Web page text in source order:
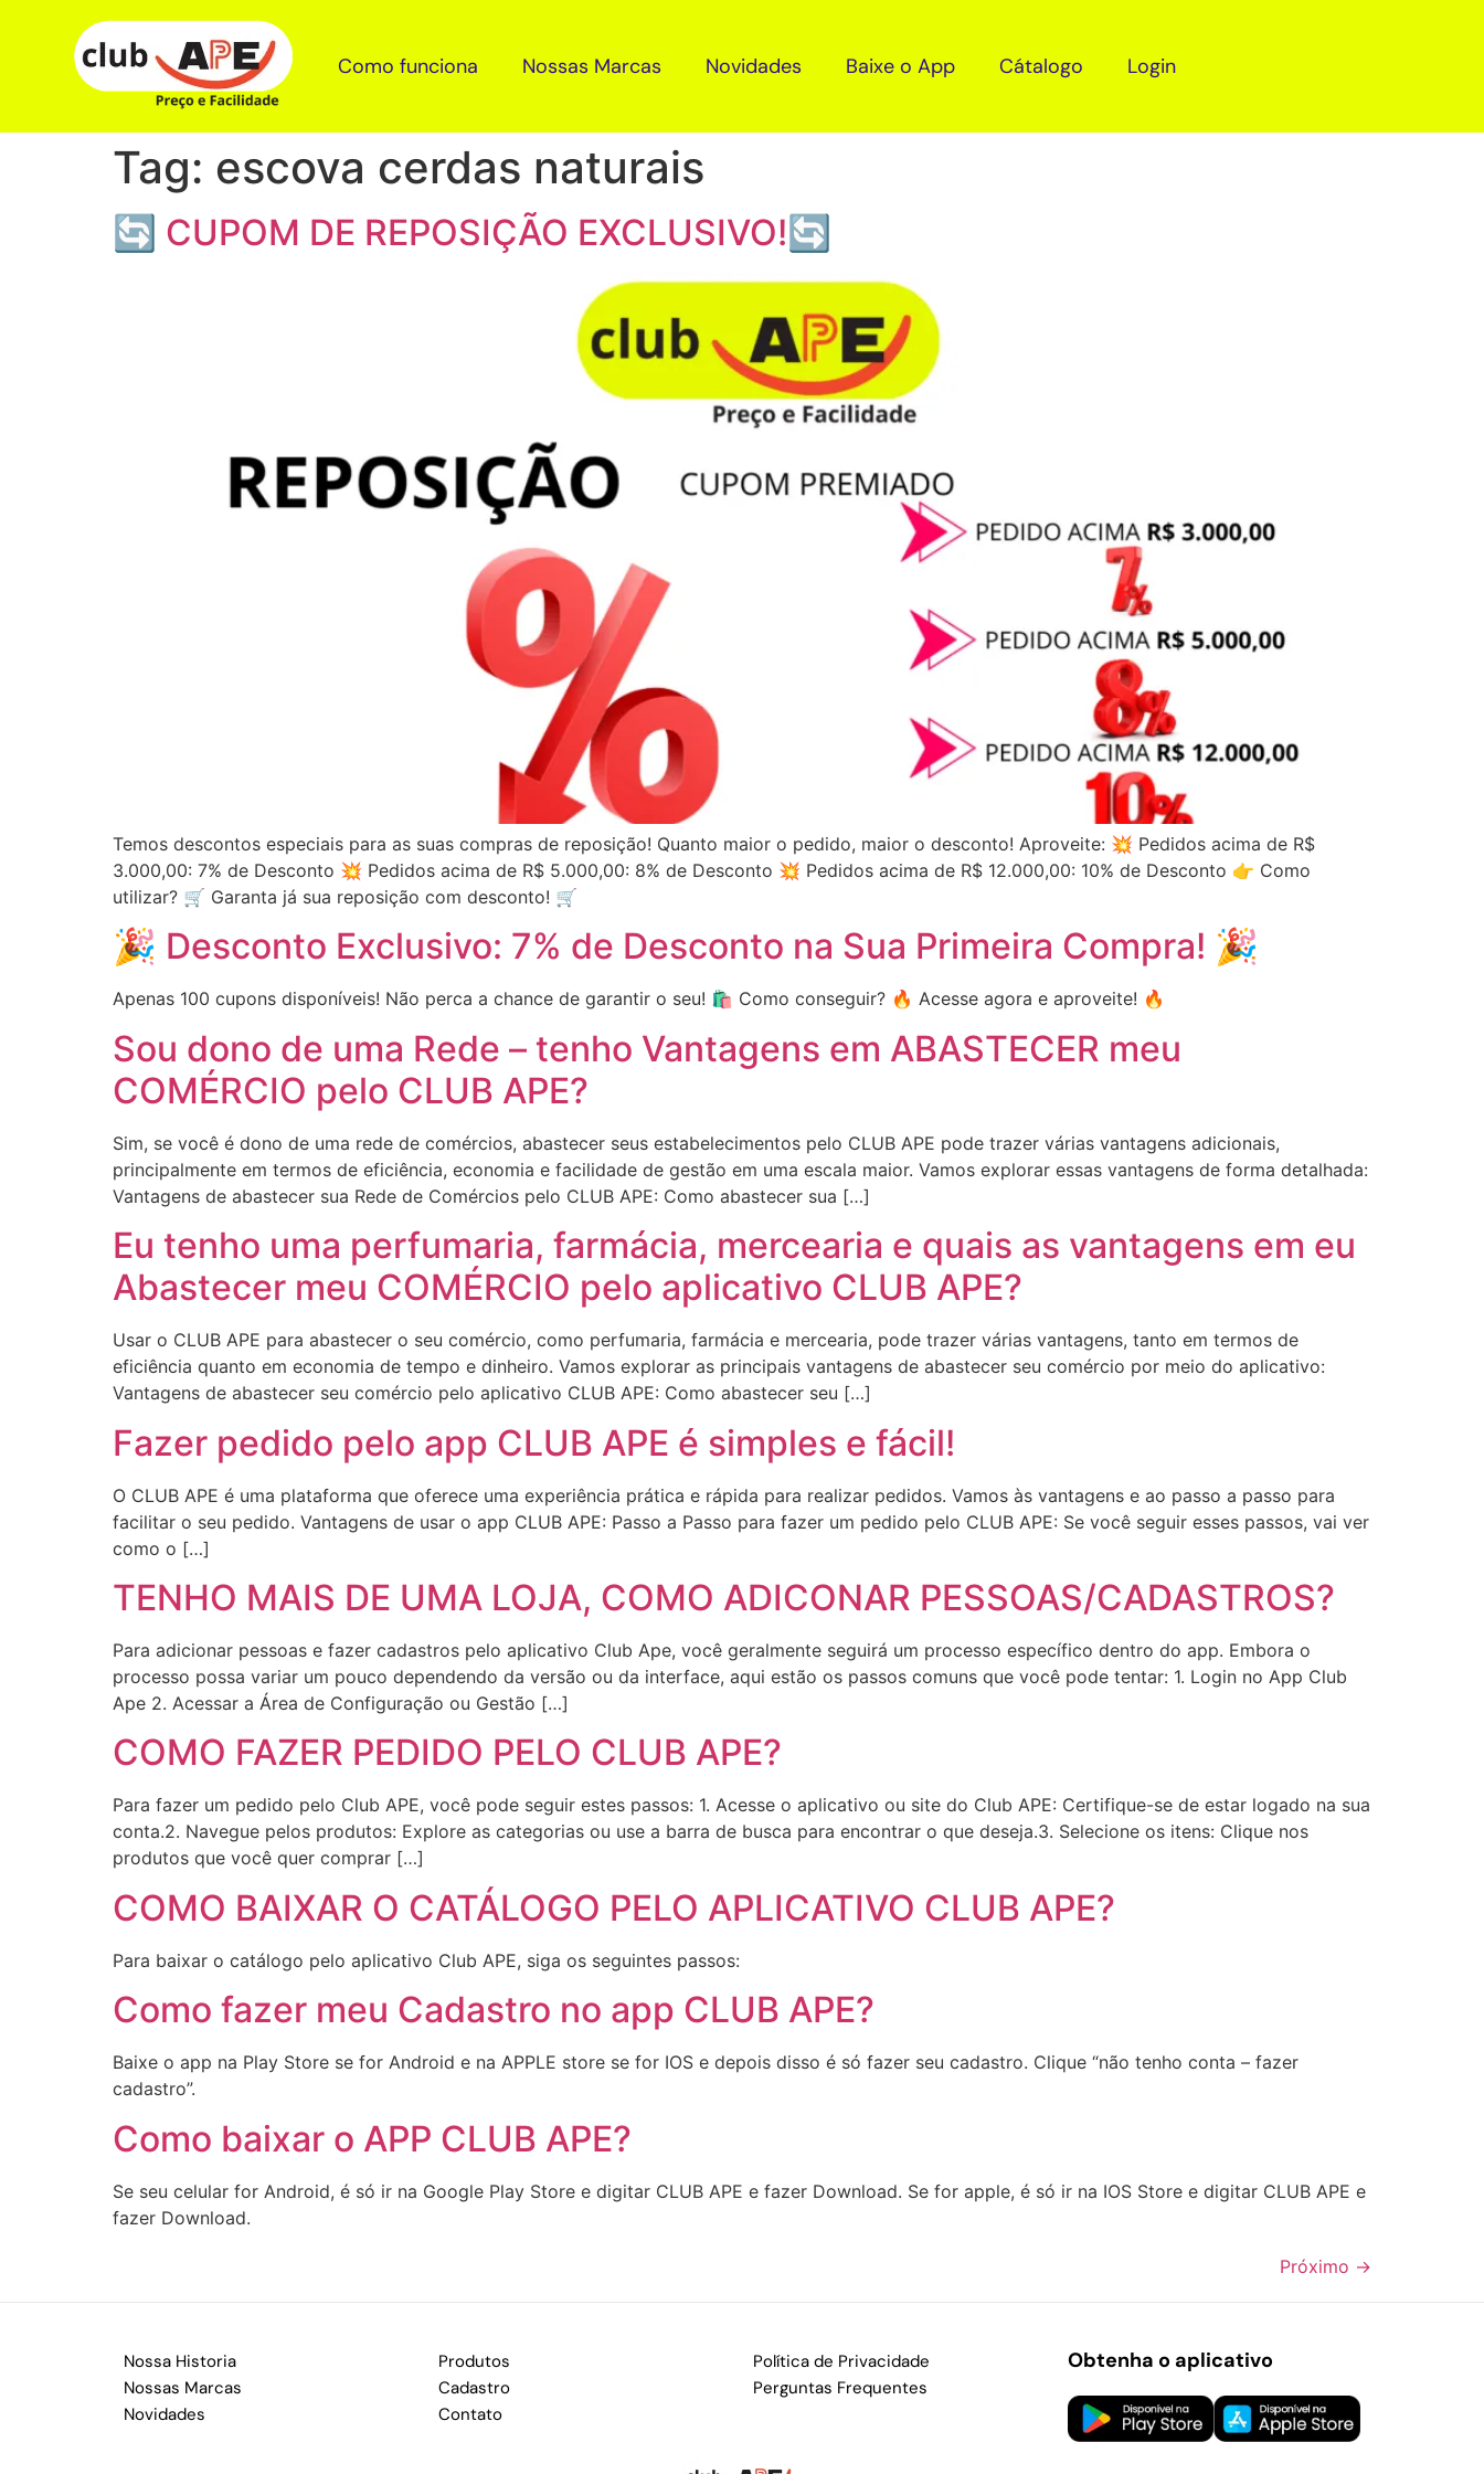
Como funciona Nossas Marcas Novidades Baixe o App Cátalogo Login
Tag: escova cerdas naturais
🔄 CUPOM DE REPOSIÇÃO EXCLUSIVO!🔄
Temos descontos especiais para as suas compras de reposição! Quanto maior o pedido, maior o desconto! Aproveite: 💥 Pedidos acima de R$
3.000,00: 7% de Desconto 💥 Pedidos acima de R$ 5.000,00: 8% de Desconto 💥 Pedidos acima de R$ 12.000,00: 10% de Desconto 👉 Como
utilizar? 🛒 Garanta já sua reposição com desconto! 🛒
🎉 Desconto Exclusivo: 7% de Desconto na Sua Primeira Compra! 🎉
Apenas 100 cupons disponíveis! Não perca a chance de garantir o seu! 🛍️ Como conseguir? 🔥 Acesse agora e aproveite! 🔥
Sou dono de uma Rede – tenho Vantagens em ABASTECER meu
COMÉRCIO pelo CLUB APE?
Sim, se você é dono de uma rede de comércios, abastecer seus estabelecimentos pelo CLUB APE pode trazer várias vantagens adicionais,
principalmente em termos de eficiência, economia e facilidade de gestão em uma escala maior. Vamos explorar essas vantagens de forma detalhada:
Vantagens de abastecer sua Rede de Comércios pelo CLUB APE: Como abastecer sua […]
Eu tenho uma perfumaria, farmácia, mercearia e quais as vantagens em eu
Abastecer meu COMÉRCIO pelo aplicativo CLUB APE?
Usar o CLUB APE para abastecer o seu comércio, como perfumaria, farmácia e mercearia, pode trazer várias vantagens, tanto em termos de
eficiência quanto em economia de tempo e dinheiro. Vamos explorar as principais vantagens de abastecer seu comércio por meio do aplicativo:
Vantagens de abastecer seu comércio pelo aplicativo CLUB APE: Como abastecer seu […]
Fazer pedido pelo app CLUB APE é simples e fácil!
O CLUB APE é uma plataforma que oferece uma experiência prática e rápida para realizar pedidos. Vamos às vantagens e ao passo a passo para
facilitar o seu pedido. Vantagens de usar o app CLUB APE: Passo a Passo para fazer um pedido pelo CLUB APE: Se você seguir esses passos, vai ver
como o […]
TENHO MAIS DE UMA LOJA, COMO ADICONAR PESSOAS/CADASTROS?
Para adicionar pessoas e fazer cadastros pelo aplicativo Club Ape, você geralmente seguirá um processo específico dentro do app. Embora o
processo possa variar um pouco dependendo da versão ou da interface, aqui estão os passos comuns que você pode tentar: 1. Login no App Club
Ape 2. Acessar a Área de Configuração ou Gestão […]
COMO FAZER PEDIDO PELO CLUB APE?
Para fazer um pedido pelo Club APE, você pode seguir estes passos: 1. Acesse o aplicativo ou site do Club APE: Certifique-se de estar logado na sua
conta.2. Navegue pelos produtos: Explore as categorias ou use a barra de busca para encontrar o que deseja.3. Selecione os itens: Clique nos
produtos que você quer comprar […]
COMO BAIXAR O CATÁLOGO PELO APLICATIVO CLUB APE?
Para baixar o catálogo pelo aplicativo Club APE, siga os seguintes passos:
Como fazer meu Cadastro no app CLUB APE?
Baixe o app na Play Store se for Android e na APPLE store se for IOS e depois disso é só fazer seu cadastro. Clique “não tenho conta – fazer
cadastro”.
Como baixar o APP CLUB APE?
Se seu celular for Android, é só ir na Google Play Store e digitar CLUB APE e fazer Download. Se for apple, é só ir na IOS Store e digitar CLUB APE e
fazer Download.
Próximo →
Nossa Historia
Nossas Marcas
Novidades
Produtos
Cadastro
Contato
Política de Privacidade
Perguntas Frequentes
Obtenha o aplicativo